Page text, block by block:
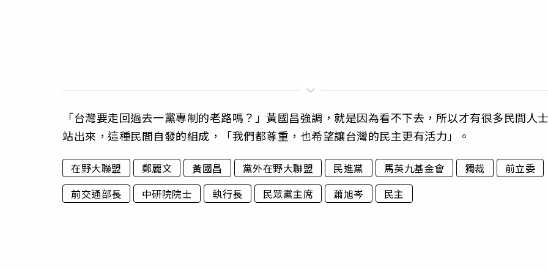
「台灣要走回過去一黨專制的老路嗎？」黃國昌強調，就是因為看不下去，所以才有很多民間人
站出來，這種民間自發的組成，「我們都尊重，也希望讓台灣的民主更有活力」。
在野大聯盟 鄭麗文 黃國昌 黨外在野大聯盟 民進黨 馬英九基金會 獨裁
前立委
前交通部長
中研院院士 執行長 民眾黨主席 蕭旭岑 民主